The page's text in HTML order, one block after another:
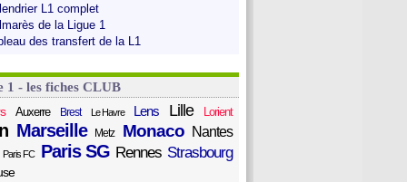
L1 complet
de la Ligue 1
des transfert de la L1
1 - les fiches CLUB
Auxerre Brest Le Havre Lens Lille Lorient
Marseille Metz Monaco Nantes
Paris FC Paris SG Rennes Strasbourg